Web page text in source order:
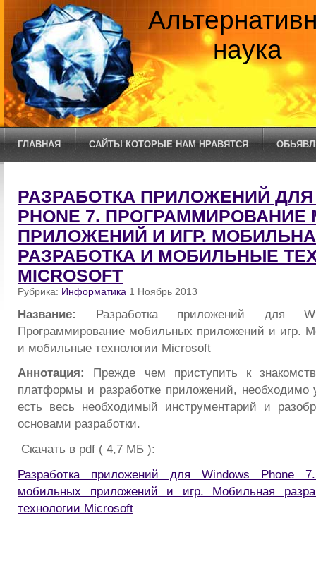
наука
ГЛАВНАЯ САЙТЫ КОТОРЫЕ НАМ НРАВЯТСЯ
РАЗРАБОТКА ПРИЛОЖЕНИЙ ДЛЯ
PHONE 7.
ПРИЛОЖЕНИЙ И ИГР.
РАЗРАБОТКА И МОБИЛЬНЫЕ
MICROSOFT
Рубрика: Информатика 1 Ноябрь 2013
Название: Разработка приложений для
Программирование мобильных приложений и игр.
и мобильные технологии Microsoft
Аннотация: Прежде чем приступить к
платформы и разработке приложений, необходимо
есть весь необходимый инструментарий и
основами разработки.
Скачать в pdf ( 4,7 МБ ):
Разработка приложений для Windows Phone
мобильных приложений и игр. Мобильная
технологии Microsoft